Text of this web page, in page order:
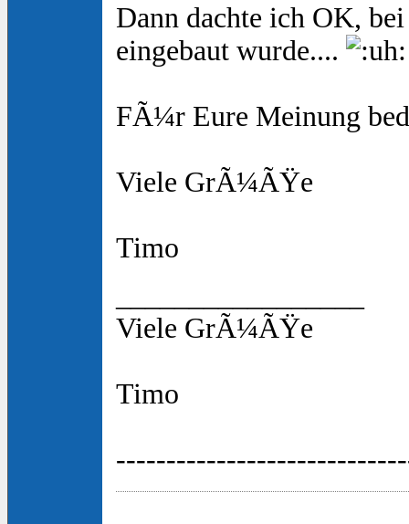
Dann dachte ich OK,
eingebaut wurde....
FÃ¼r Eure Meinung
Viele GrÃ¼ÃŸe
Timo
Viele GrÃ¼ÃŸe
Timo